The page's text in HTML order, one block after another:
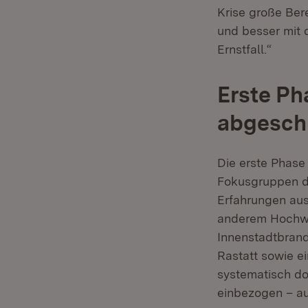
Krise große
und besser mit
Ernstfall.“
Erste
Die erste
Fokusgruppen
Erfahrungen
anderem
Rastatt sowie
systematisch
einbezogen –